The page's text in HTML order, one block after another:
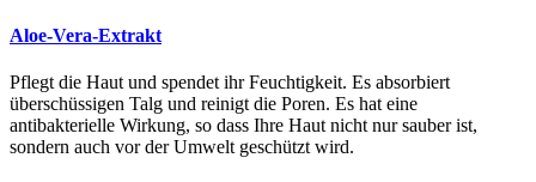
Aloe-Vera-Extrakt
Pflegt die Haut und spendet ihr Feuchtigkeit. Es absorbiert
überschüssigen Talg und reinigt die Poren. Es hat eine
antibakterielle Wirkung, so dass Ihre Haut nicht nur sauber ist,
sondern auch vor der Umwelt geschützt wird.